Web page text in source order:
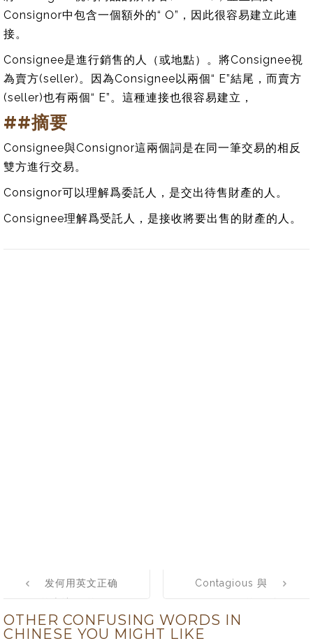
Consignor中包含一個額外的“ O”，因此很容易建立此連
接。
Consignee是進行銷售的人（或地點）。將Consignee視
為賣方(seller)。因為Consignee以兩個“ E”結尾，而賣方
(seller)也有兩個“ E”。這種連接也很容易建立，
##摘要
Consignee與Consignor這兩個詞是在同一筆交易的相反
雙方進行交易。
Consignor可以理解爲委託人，是交出待售財產的人。
Consignee理解爲受託人，是接收將要出售的財產的人。
navigation
发何用英文正确
到了“？got it和I
Contagious 與
聯系及使用方法
OTHER CONFUSING WORDS IN
CHINESE YOU MIGHT LIKE